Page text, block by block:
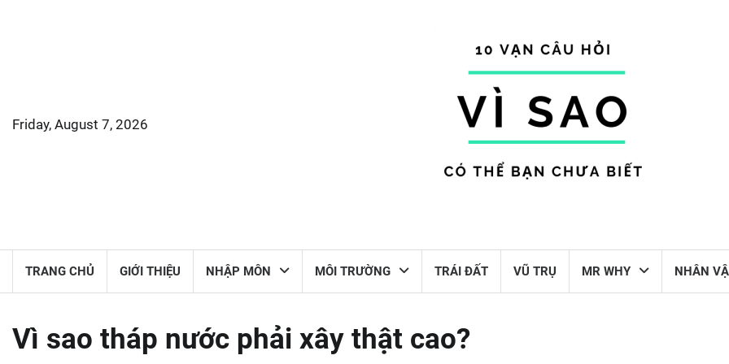
Friday, August 7, 2026
TRANG CHỦ GIỚI THIỆU NHẬP MÔN MÔI TRƯỜNG TRÁI ĐẤT VŨ TRỤ MR WHY NHÂN
Vì sao tháp nước phải xây thật cao?